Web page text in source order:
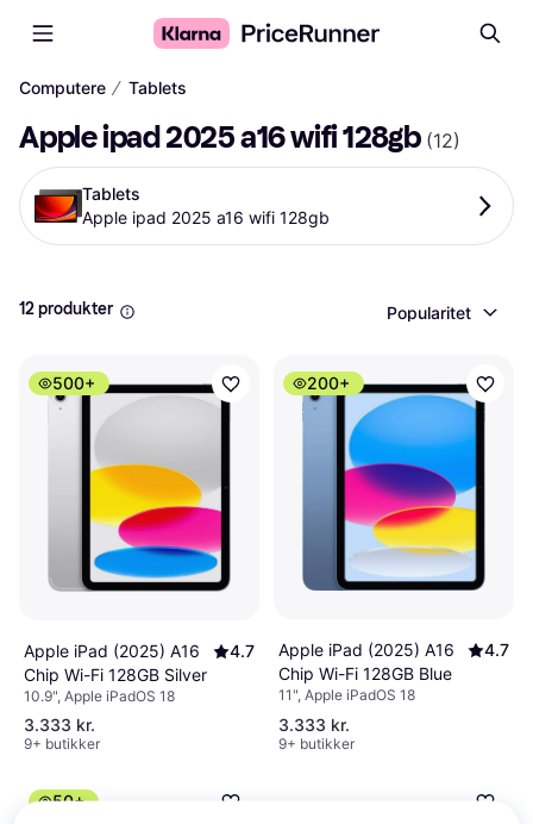
Computere ∕ Tablets
Apple ipad 2025 a16 wifi 128gb (12)
Tablets
Apple ipad 2025 a16 wifi 128gb
12 produkter Popularitet
500+
Apple iPad (2025) A16
Chip Wi-Fi 128GB Silver
4.7
10.9", Apple iPadOS 18
3.333 kr.
9+ butikker
200+
Apple iPad (2025) A16
Chip Wi-Fi 128GB Blue
4.7
11", Apple iPadOS 18
3.333 kr.
9+ butikker
50+